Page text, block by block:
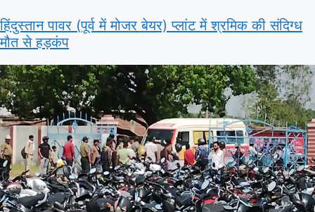
हिंदुस्तान पावर (पूर्व में मोजर बेयर) प्लांट में श्रमिक की संदिग्ध
मौत से हड़कंप